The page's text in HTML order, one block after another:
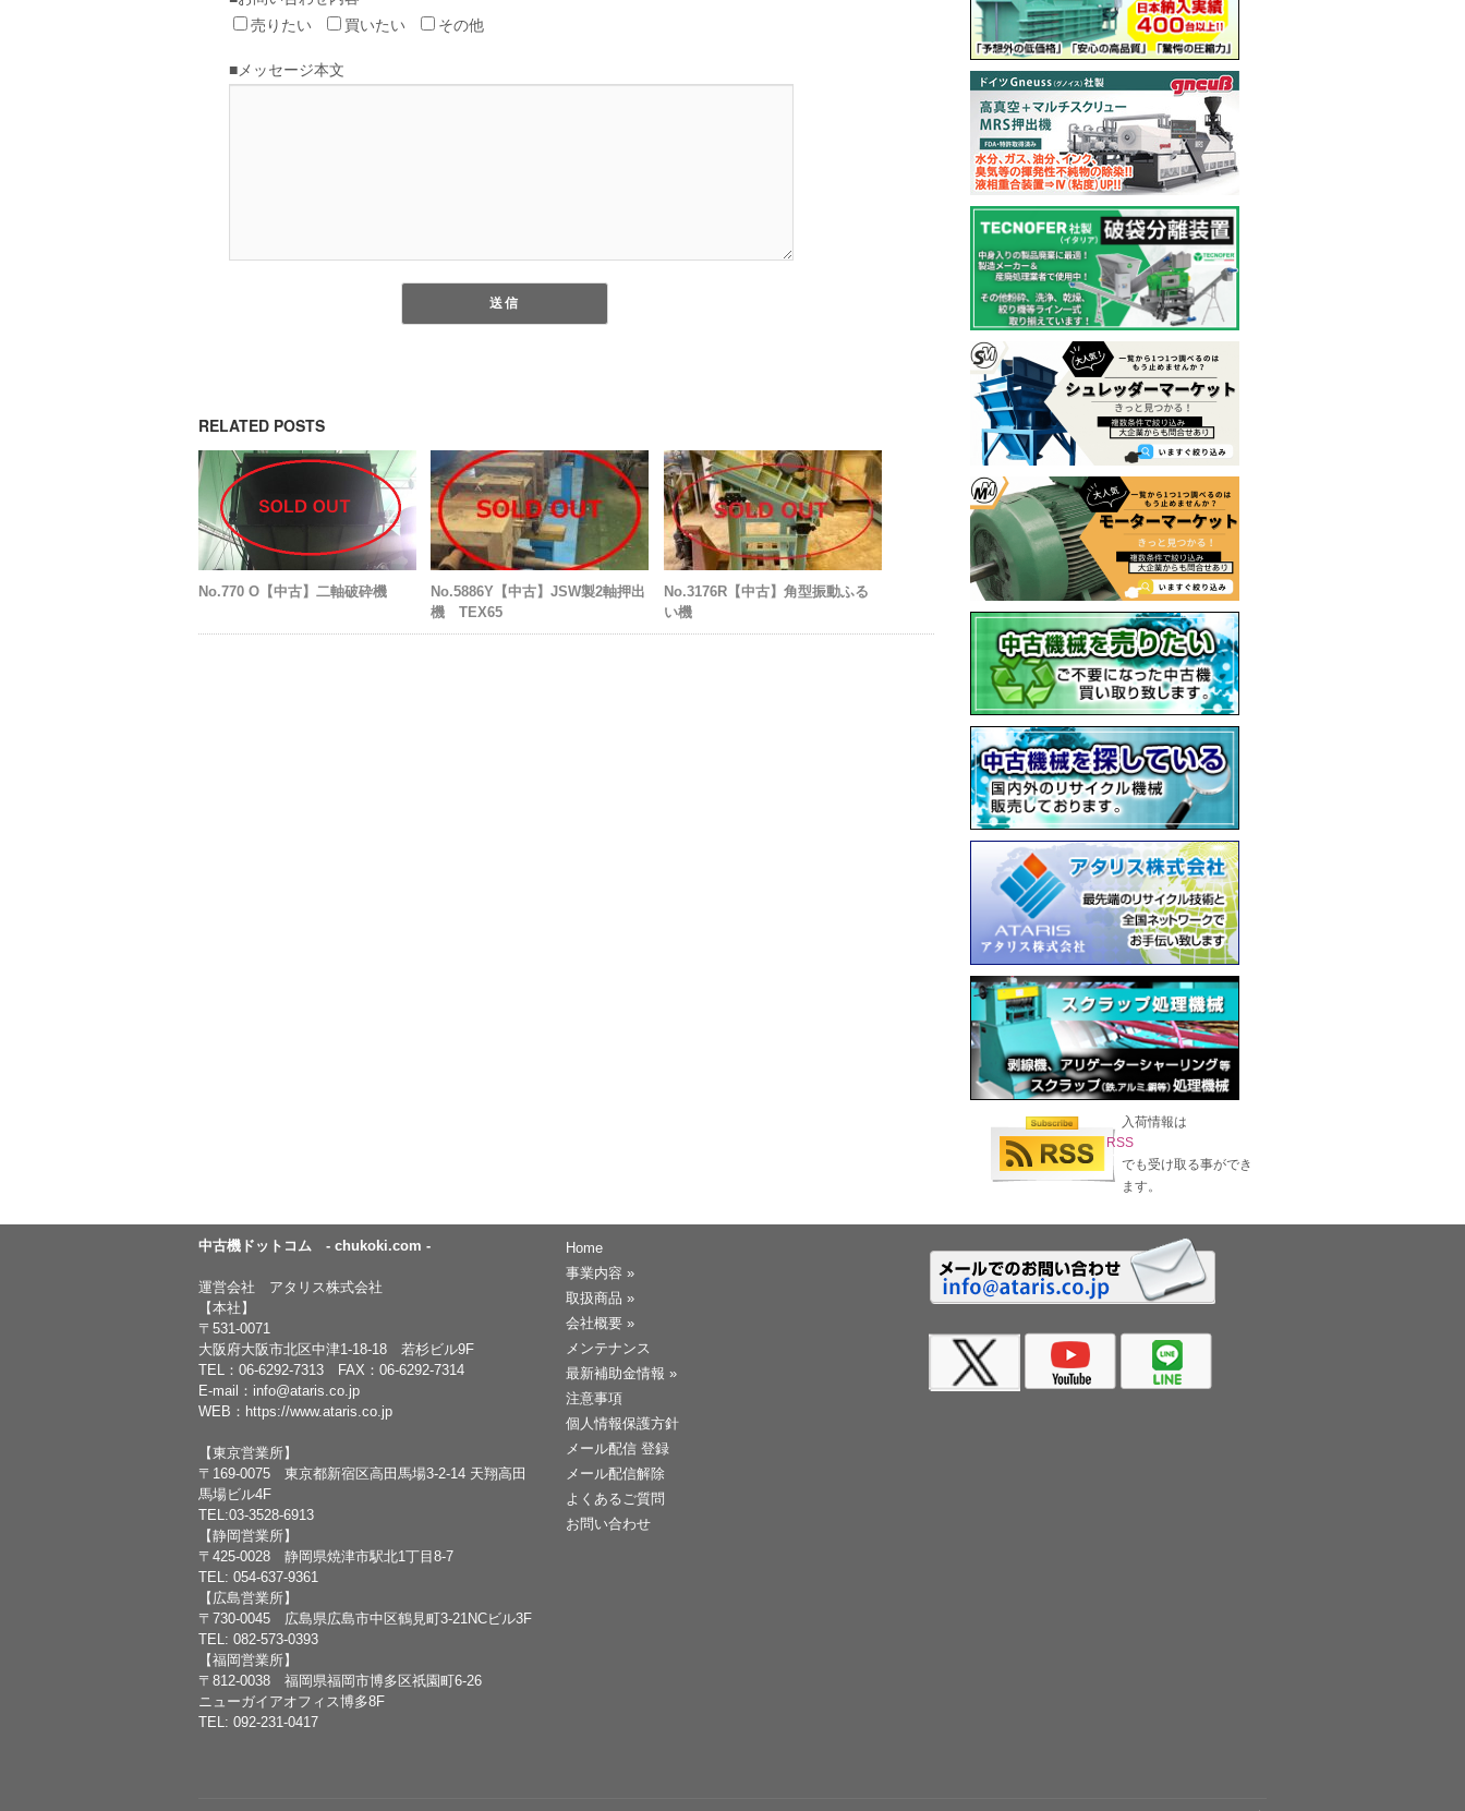
RELATED POSTS
No.770 O【中古】二軸破砕機
No.5886Y【中古】JSW製2軸押出
機 TEX65
No.3176R【中古】角型振動ふる
い機
入荷情報は
RSS
でも受け取る事ができ
ます。
中古機ドットコム - chukoki.com -
運営会社 アタリス株式会社
【本社】
〒531-0071
大阪府大阪市北区中津1-18-18 若杉ビル9F
TEL： 06-6292-7313 FAX：06-6292-7314
E-mail： info@ataris.co.jp
WEB： https://www.ataris.co.jp
【東京営業所】
〒169-0075 東京都新宿区高田馬場3-2-14 天翔高田
馬場ビル4F
TEL:03-3528-6913
【静岡営業所】
〒425-0028 静岡県焼津市駅北1丁目8-7
TEL: 054-637-9361
【広島営業所】
〒730-0045 広島県広島市中区鶴見町3-21NCビル3F
TEL: 082-573-0393
【福岡営業所】
〒812-0038 福岡県福岡市博多区祇園町6-26
ニューガイアオフィス博多8F
TEL: 092-231-0417
Home
事業内容 »
取扱商品 »
会社概要 »
メンテナンス
最新補助金情報 »
注意事項
個人情報保護方針
メール配信 登録
メール配信解除
よくあるご質問
お問い合わせ